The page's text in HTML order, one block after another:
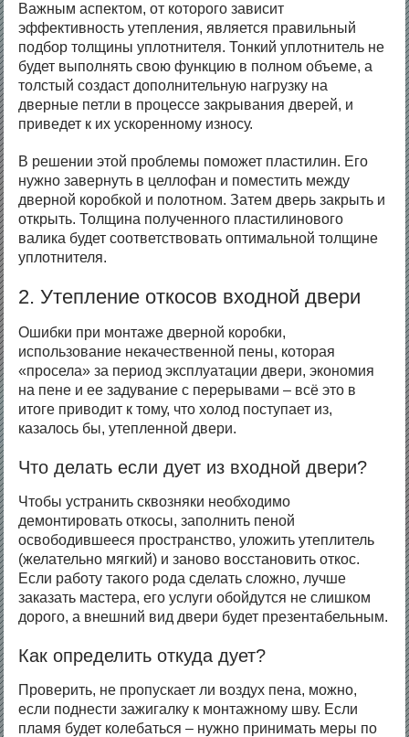
Важным аспектом, от которого зависит
эффективность утепления, является правильный
подбор толщины уплотнителя. Тонкий уплотнитель не
будет выполнять свою функцию в полном объеме, а
толстый создаст дополнительную нагрузку на
дверные петли в процессе закрывания дверей, и
приведет к их ускоренному износу.
В решении этой проблемы поможет пластилин. Его
нужно завернуть в целлофан и поместить между
дверной коробкой и полотном. Затем дверь закрыть и
открыть. Толщина полученного пластилинового
валика будет соответствовать оптимальной толщине
уплотнителя.
2. Утепление откосов входной двери
Ошибки при монтаже дверной коробки,
использование некачественной пены, которая
«просела» за период эксплуатации двери, экономия
на пене и ее задувание с перерывами – всё это в
итоге приводит к тому, что холод поступает из,
казалось бы, утепленной двери.
Что делать если дует из входной двери?
Чтобы устранить сквозняки необходимо
демонтировать откосы, заполнить пеной
освободившееся пространство, уложить утеплитель
(желательно мягкий) и заново восстановить откос.
Если работу такого рода сделать сложно, лучше
заказать мастера, его услуги обойдутся не слишком
дорого, а внешний вид двери будет презентабельным.
Как определить откуда дует?
Проверить, не пропускает ли воздух пена, можно,
если поднести зажигалку к монтажному шву. Если
пламя будет колебаться – нужно принимать меры по